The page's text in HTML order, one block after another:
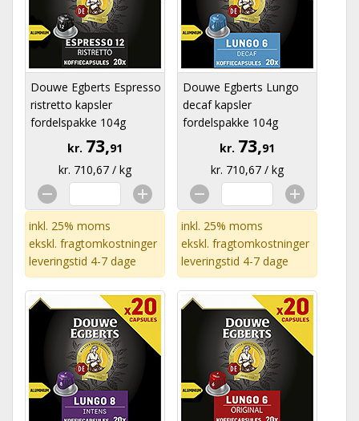
Douwe Egberts Espresso
ristretto kapsler
fordelspakke 104g
kr. 73,91
kr. 710,67 / kg
inkl. 25% moms
ekskl. fragtomkostninger
leveringstid 4-7 dage
Douwe Egberts Lungo
decaf kapsler
fordelspakke 104g
kr. 73,91
kr. 710,67 / kg
inkl. 25% moms
ekskl. fragtomkostninger
leveringstid 4-7 dage